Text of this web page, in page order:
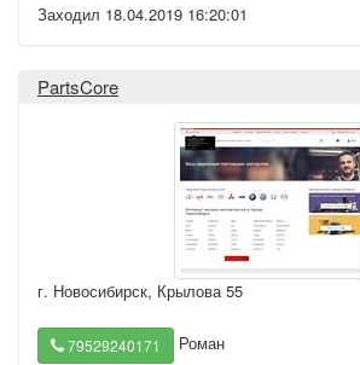
Заходил 18.04.2019 16:20:01
PartsCore
г. Новосибирск, Крылова 55
79529240171 Роман